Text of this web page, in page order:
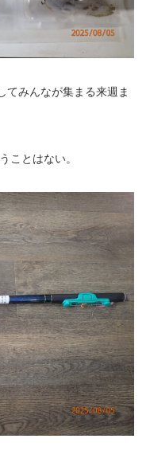
てみんなが集まる来週ま
ことはない。